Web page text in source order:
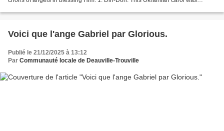
Voici que l'ange Gabriel par Glorious.
Publié le 21/12/2025 à 13:12
Par Communauté locale de Deauville-Trouville